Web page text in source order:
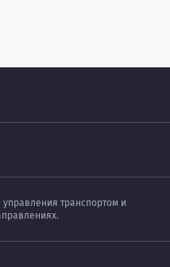
транспортом и